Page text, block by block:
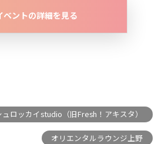
ベントの詳細を見る
ュロッカイstudio（旧Fresh！アキスタ）
オリエンタルラウンジ上野